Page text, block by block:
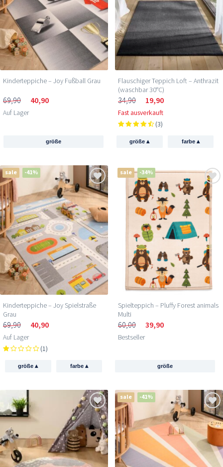
Kinderteppiche – Joy Fußball Grau
69,90 40,90
Auf Lager
größe
Flauschiger Teppich Loft – Anthrazit
(waschbar 30°C)
34,90 19,90
Fast ausverkauft
(3)
größe▴ farbe ▴
sale -41%
Kinderteppiche – Joy Spielstraße
Grau
69,90 40,90
Auf Lager
(1)
größe▴ farbe ▴
sale -34%
Spielteppich – Pluffy Forest animals
Multi
60,00 39,90
Bestseller
größe
sale -41%